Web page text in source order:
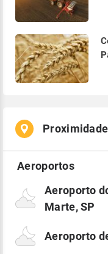
Aeroporto
Marte, SP
Aeroporto